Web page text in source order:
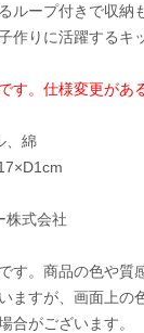
ループ付きで収納
作りに活躍するキ
す。仕様変更があ
、綿
株式会社
す。商品の色や質
ますが、画面上の
合がございます。